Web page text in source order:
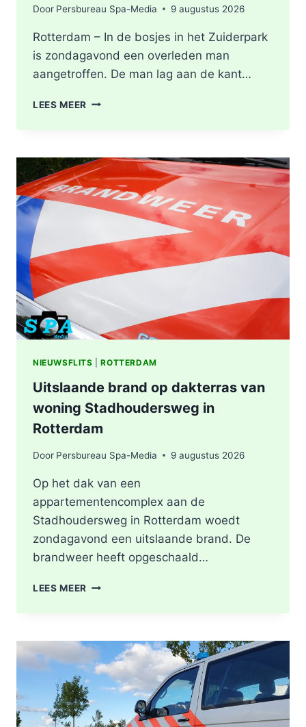
Door Persbureau Spa-Media 9 augustus 2026
Rotterdam – In de bosjes in het Zuiderpark
is zondagavond een overleden man
aangetroffen. De man lag aan de kant…
LEES MEER OVERLEDEN
BOSJES
DOOR
KINDEREN
ZUIDERPARK
NIEUWSFLITS |ROTTERDAM
Uitslaande brand op dakterras van
woning Stadhoudersweg in
Rotterdam
Door Persbureau Spa-Media 9 augustus 2026
Op het dak van een
appartementencomplex aan de
Stadhoudersweg in Rotterdam woedt
zondagavond een uitslaande brand. De
brandweer heeft opgeschaald…
LEES MEER UITSLAANDE
VAN
WONING
STADHOUDERSWEG
IN
ROTTERDAM